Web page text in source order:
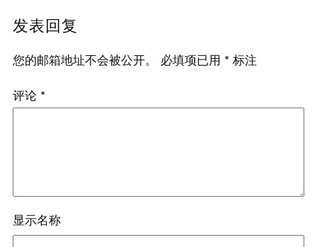
发表回复
您的邮箱地址不会被公开。 必填项已用 * 标注
评论 *
显示名称